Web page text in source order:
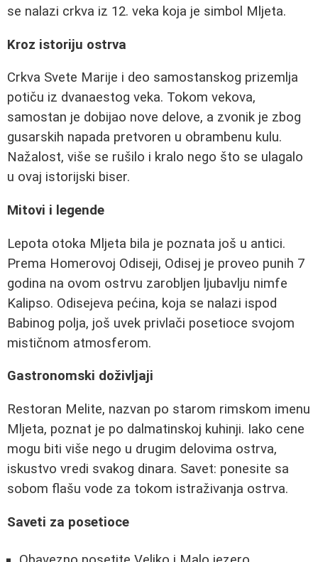
se nalazi crkva iz 12. veka koja je simbol Mljeta.
Kroz istoriju ostrva
Crkva Svete Marije i deo samostanskog prizemlja
potiču iz dvanaestog veka. Tokom vekova,
samostan je dobijao nove delove, a zvonik je zbog
gusarskih napada pretvoren u obrambenu kulu.
Nažalost, više se rušilo i kralo nego što se ulagalo
u ovaj istorijski biser.
Mitovi i legende
Lepota otoka Mljeta bila je poznata još u antici.
Prema Homerovoj Odiseji, Odisej je proveo punih 7
godina na ovom ostrvu zarobljen ljubavlju nimfe
Kalipso. Odisejeva pećina, koja se nalazi ispod
Babinog polja, još uvek privlači posetioce svojom
mističnom atmosferom.
Gastronomski doživljaji
Restoran Melite, nazvan po starom rimskom imenu
Mljeta, poznat je po dalmatinskoj kuhinji. Iako cene
mogu biti više nego u drugim delovima ostrva,
iskustvo vredi svakog dinara. Savet: ponesite sa
sobom flašu vode za tokom istraživanja ostrva.
Saveti za posetioce